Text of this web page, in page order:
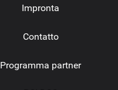
Impronta
Contatto
Programma partner